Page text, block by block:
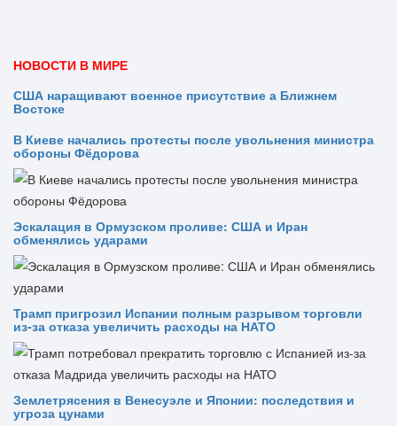
НОВОСТИ В МИРЕ
США наращивают военное присутствие а Ближнем
Востоке
В Киеве начались протесты после увольнения министра
обороны Фёдорова
Эскалация в Ормузском проливе: США и Иран
обменялись ударами
Трамп пригрозил Испании полным разрывом торговли
из‑за отказа увеличить расходы на НАТО
Землетрясения в Венесуэле и Японии: последствия и
угроза цунами